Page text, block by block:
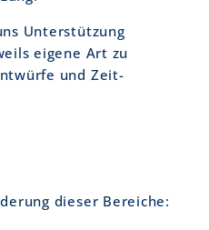
Unterstützung
eigene Art zu
und Zeit-
dieser Bereiche: